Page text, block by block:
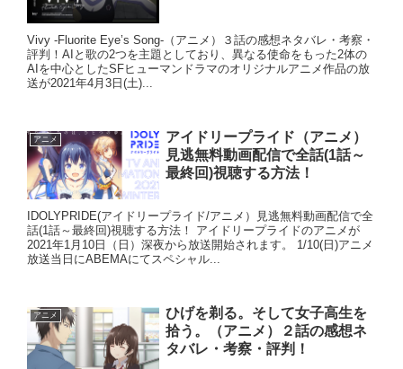
Vivy -Fluorite Eye’s Song-（アニメ）３話の感想ネタバレ・考察・
評判！AIと歌の2つを主題としており、異なる使命をもった2体の
AIを中心としたSFヒューマンドラマのオリジナルアニメ作品の放
送が2021年4月3日(土)...
アニメ
アイドリープライド（アニメ）
見逃無料動画配信で全話(1話～
最終回)視聴する方法！
IDOLYPRIDE(アイドリープライド/アニメ）見逃無料動画配信で全
話(1話～最終回)視聴する方法！ アイドリープライドのアニメが
2021年1月10日（日）深夜から放送開始されます。 1/10(日)アニメ
放送当日にABEMAにてスペシャル...
アニメ
ひげを剃る。そして女子高生を
拾う。（アニメ）２話の感想ネ
タバレ・考察・評判！